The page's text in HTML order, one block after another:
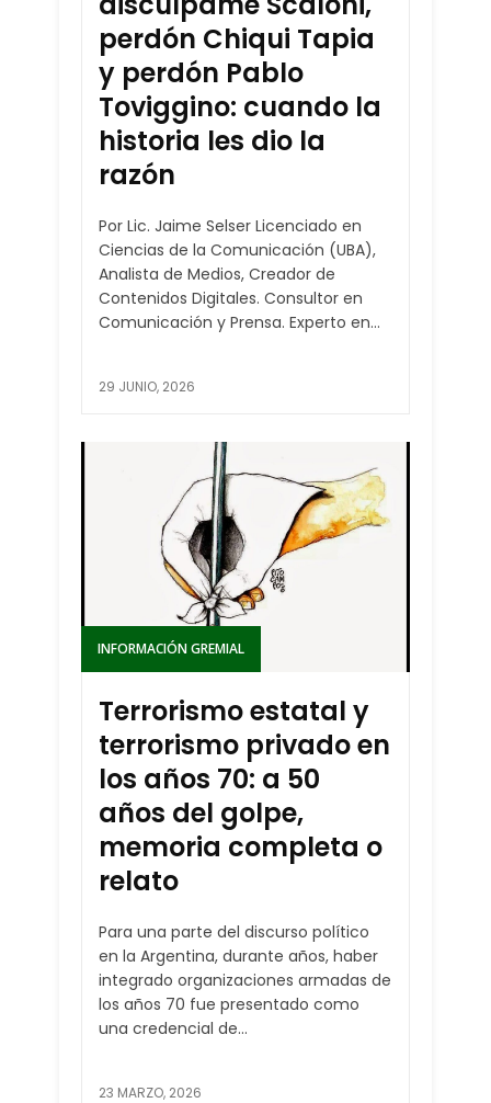
perdón Chiqui Tapia
y perdón Pablo
Toviggino: cuando la
historia les dio la
razón
Por Lic. Jaime Selser Licenciado en
Ciencias de la Comunicación (UBA),
Analista de Medios, Creador de
Contenidos Digitales. Consultor en
Comunicación y Prensa. Experto en...
29 JUNIO, 2026
INFORMACIÓN GREMIAL
Terrorismo estatal y
terrorismo privado en
los años 70: a 50
años del golpe,
memoria completa o
relato
Para una parte del discurso político
en la Argentina, durante años, haber
integrado organizaciones armadas de
los años 70 fue presentado como
una credencial de...
23 MARZO, 2026